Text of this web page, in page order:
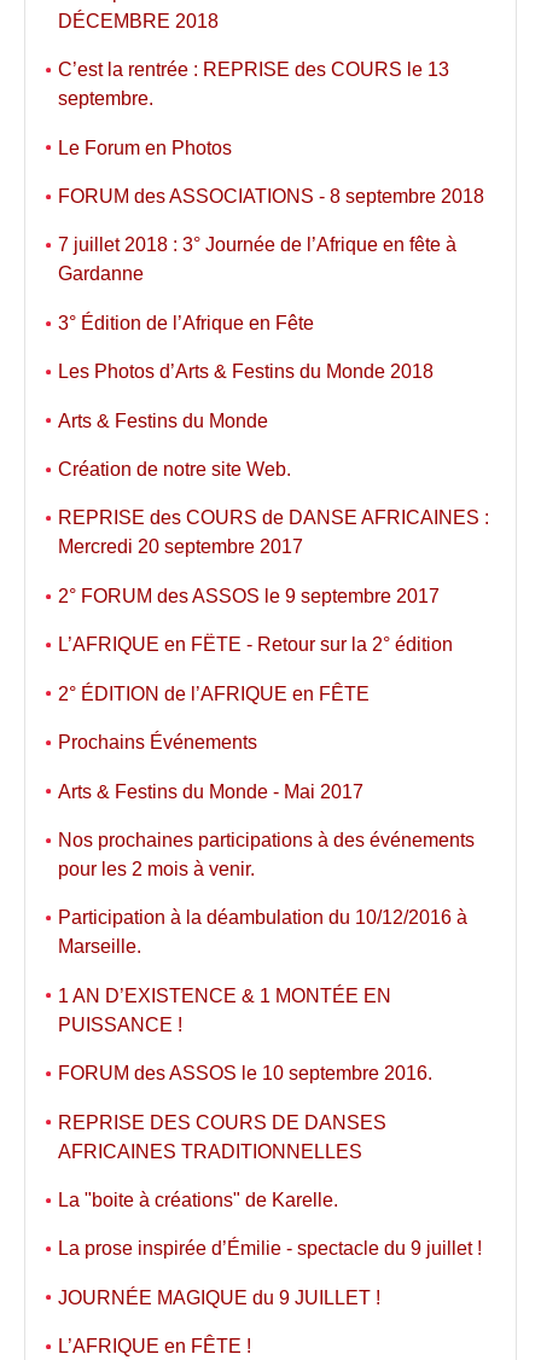
DÉCEMBRE 2018
C’est la rentrée : REPRISE des COURS le 13
septembre.
Le Forum en Photos
FORUM des ASSOCIATIONS - 8 septembre 2018
7 juillet 2018 : 3° Journée de l’Afrique en fête à
Gardanne
3° Édition de l’Afrique en Fête
Les Photos d’Arts & Festins du Monde 2018
Arts & Festins du Monde
Création de notre site Web.
REPRISE des COURS de DANSE AFRICAINES :
Mercredi 20 septembre 2017
2° FORUM des ASSOS le 9 septembre 2017
L’AFRIQUE en FËTE - Retour sur la 2° édition
2° ÉDITION de l’AFRIQUE en FÊTE
Prochains Événements
Arts & Festins du Monde - Mai 2017
Nos prochaines participations à des événements
pour les 2 mois à venir.
Participation à la déambulation du 10/12/2016 à
Marseille.
1 AN D’EXISTENCE & 1 MONTÉE EN
PUISSANCE !
FORUM des ASSOS le 10 septembre 2016.
REPRISE DES COURS DE DANSES
AFRICAINES TRADITIONNELLES
La "boite à créations" de Karelle.
La prose inspirée d’Émilie - spectacle du 9 juillet !
JOURNÉE MAGIQUE du 9 JUILLET !
L’AFRIQUE en FÊTE !